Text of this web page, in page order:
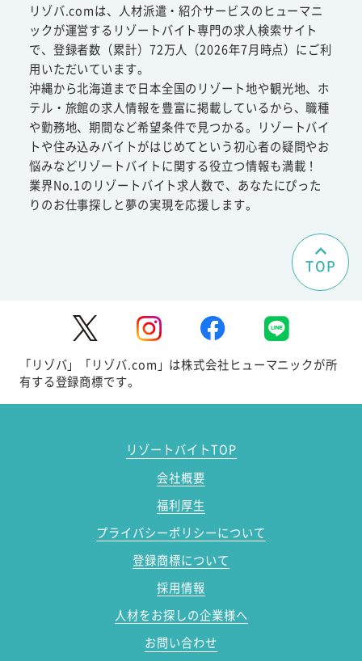
リゾバ.comは、人材派遣・紹介サービスのヒューマニ
ックが運営するリゾートバイト専門の求人検索サイト
で、登録者数（累計）72万人（2026年7月時点）にご利
用いただいています。
沖縄から北海道まで日本全国のリゾート地や観光地、ホ
テル・旅館の求人情報を豊富に掲載しているから、職種
や勤務地、期間など希望条件で見つかる。リゾートバイ
トや住み込みバイトがはじめてという初心者の疑問やお
悩みなどリゾートバイトに関する役立つ情報も満載！
業界No.1のリゾートバイト求人数で、あなたにぴった
りのお仕事探しと夢の実現を応援します。
TOP
「リゾバ」「リゾバ.com」は株式会社ヒューマニックが所
有する登録商標です。
リゾートバイトTOP
会社概要
福利厚生
プライバシーポリシーについて
登録商標について
採用情報
人材をお探しの企業様へ
お問い合わせ